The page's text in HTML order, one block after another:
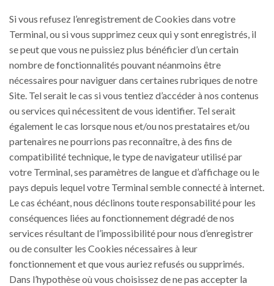
Si vous refusez l’enregistrement de Cookies dans votre
Terminal, ou si vous supprimez ceux qui y sont enregistrés, il
se peut que vous ne puissiez plus bénéficier d’un certain
nombre de fonctionnalités pouvant néanmoins être
nécessaires pour naviguer dans certaines rubriques de notre
Site. Tel serait le cas si vous tentiez d’accéder à nos contenus
ou services qui nécessitent de vous identifier. Tel serait
également le cas lorsque nous et/ou nos prestataires et/ou
partenaires ne pourrions pas reconnaître, à des fins de
compatibilité technique, le type de navigateur utilisé par
votre Terminal, ses paramètres de langue et d’affichage ou le
pays depuis lequel votre Terminal semble connecté à internet.
Le cas échéant, nous déclinons toute responsabilité pour les
conséquences liées au fonctionnement dégradé de nos
services résultant de l’impossibilité pour nous d’enregistrer
ou de consulter les Cookies nécessaires à leur
fonctionnement et que vous auriez refusés ou supprimés.
Dans l’hypothèse où vous choisissez de ne pas accepter la